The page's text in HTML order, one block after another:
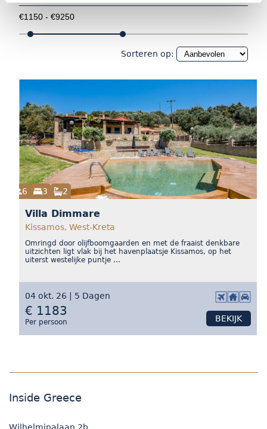
Sorteren op:
6 3 2
Villa Dimmare
Kissamos, West-Kreta
Omringd door olijfboomgaarden en met de fraaist denkbare
uitzichten ligt vlak bij het havenplaatsje Kissamos, op het
uiterst westelijke puntje ...
04 okt. 26 | 5 Dagen
€ 1183
Per persoon BEKIJK
Inside Greece